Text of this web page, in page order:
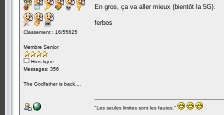
Classement : 16/55625
Membre Senior
Hors ligne
Messages: 356
The Godfather is back....
En gros, ça va aller mieux (bientôt la 5G).
ferbos
"Les seules limites sont les fautes."